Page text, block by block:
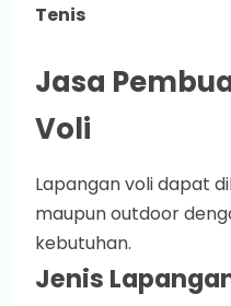
Tenis
Jasa
Voli
Lapangan voli dapat
maupun outdoor
kebutuhan.
Jenis